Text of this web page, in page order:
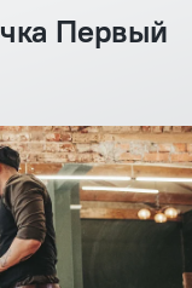
Первый